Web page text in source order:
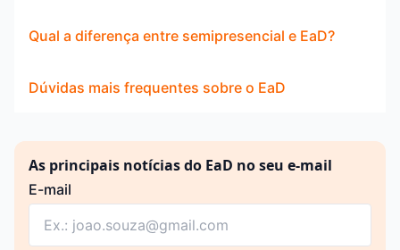
Qual a diferença entre semipresencial e EaD?
Dúvidas mais frequentes sobre o EaD
As principais notícias do EaD no seu e-mail
E-mail